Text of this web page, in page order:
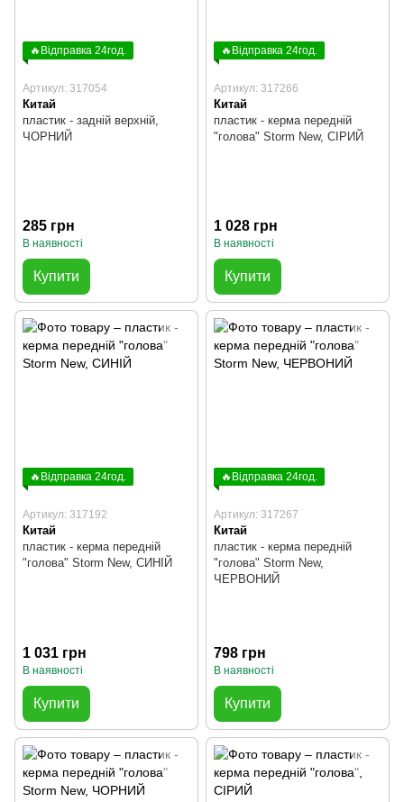
🔥Відправка 24год.
Артикул: 317054
Китай
пластик - задній верхній,
ЧОРНИЙ
285 грн
В наявності
Купити
🔥Відправка 24год.
Артикул: 317266
Китай
пластик - керма передній
"голова" Storm New, СІРИЙ
1 028 грн
В наявності
Купити
🔥Відправка 24год.
Артикул: 317192
Китай
пластик - керма передній
"голова" Storm New, СИНІЙ
1 031 грн
В наявності
Купити
🔥Відправка 24год.
Артикул: 317267
Китай
пластик - керма передній
"голова" Storm New,
ЧЕРВОНИЙ
798 грн
В наявності
Купити